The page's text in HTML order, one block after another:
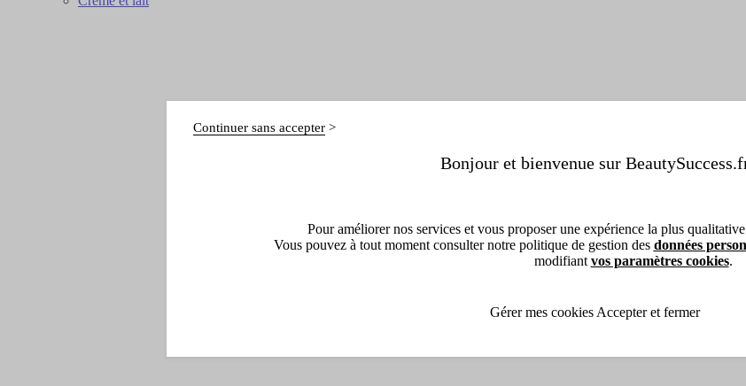
Bonjour et bienvenue sur
Continuer sans accepter
Pour améliorer nos services et vous proposer une expérience la plus
Vous pouvez à tout moment consulter notre politique de gestion des données
modifiant vos paramètres cookies.
Gérer mes cookies Accepter et fermer